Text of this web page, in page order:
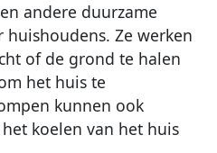
andere duurzame
Ze werken
of de grond te halen
het huis te
kunnen ook
koelen van het huis